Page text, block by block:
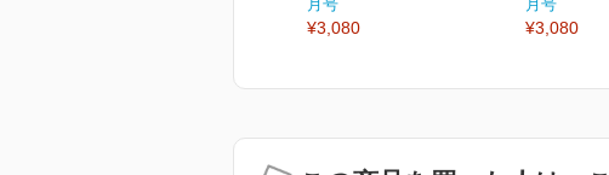
月号
¥3,080
月号
¥3,080